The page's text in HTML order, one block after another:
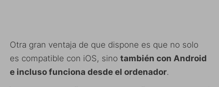
Otra gran ventaja de que dispone es que no solo
es compatible con iOS, sino también con Android
e incluso funciona desde el ordenador.